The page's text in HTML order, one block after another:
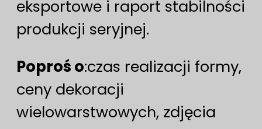
eksportowe i raport stabilności
produkcji seryjnej.
Poproś o:czas realizacji formy,
ceny dekoracji
wielowarstwowych, zdjęcia